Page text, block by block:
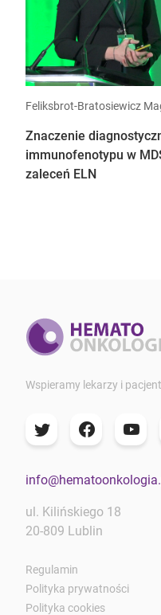
Feliksbrot-Bratosiewicz
Znaczenie
immunofenotypu w
zaleceń ELN
Wspieramy lekarzy i
ul. Kilińskiego 18
20-809 Lublin
Regulamin
Polityka prywatności
Polityka cookies